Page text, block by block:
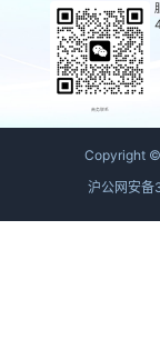
商务联系
Copyright ©
沪公网安